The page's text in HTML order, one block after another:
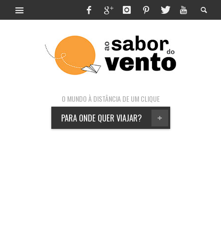
O MUNDO À DISTÂNCIA DE UM CLIQUE
+
PARA ONDE QUER VIAJAR?